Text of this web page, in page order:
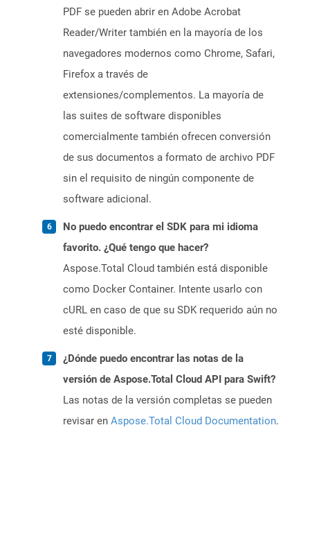
PDF se pueden abrir en Adobe Acrobat
Reader/Writer también en la mayoría de los
navegadores modernos como Chrome, Safari,
Firefox a través de
extensiones/complementos. La mayoría de
las suites de software disponibles
comercialmente también ofrecen conversión
de sus documentos a formato de archivo PDF
sin el requisito de ningún componente de
software adicional.
No puedo encontrar el SDK para mi idioma
favorito. ¿Qué tengo que hacer?
Aspose.Total Cloud también está disponible
como Docker Container. Intente usarlo con
cURL en caso de que su SDK requerido aún no
esté disponible.
¿Dónde puedo encontrar las notas de la
versión de Aspose.Total Cloud API para Swift?
Las notas de la versión completas se pueden
revisar en Aspose.Total Cloud Documentation.